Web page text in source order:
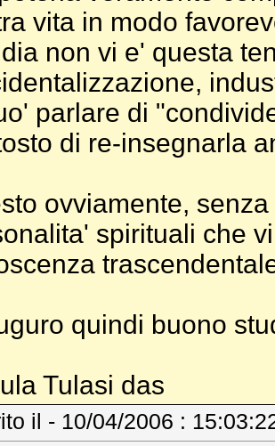
vita in modo
non vi e' questa
parlare di
di re-insegnarla
ovviamente,
spirituali che
quindi buono
Tulasi das
il - 10/04/2006 :